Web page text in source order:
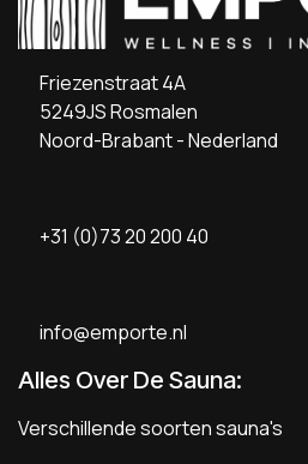
Friezenstraat 4A
5249JS Rosmalen
Noord-Brabant - Nederland
+31 (0)73 20 200 40
info@emporte.nl
Alles Over De Sauna:
Verschillende soorten sauna's